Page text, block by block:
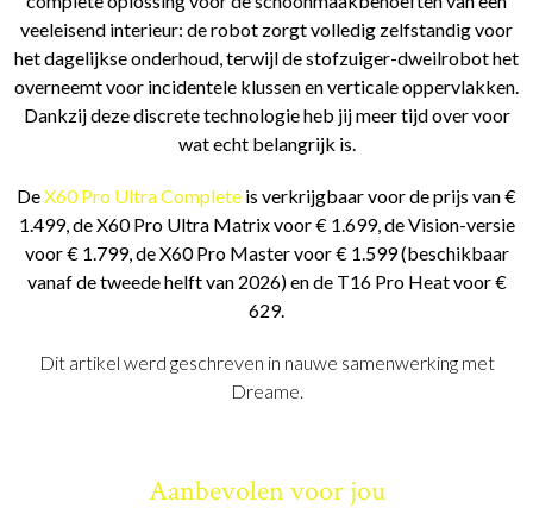
veeleisend interieur: de robot zorgt volledig zelfstandig voor
het dagelijkse onderhoud, terwijl de stofzuiger-dweilrobot het
overneemt voor incidentele klussen en verticale oppervlakken.
Dankzij deze discrete technologie heb jij meer tijd over voor
wat echt belangrijk is.
DeX60 Pro Ultra Complete is verkrijgbaar voor de prijs van €
1.499, de X60 Pro Ultra Matrix voor € 1.699, de Vision-versie
voor € 1.799, de X60 Pro Master voor € 1.599 (beschikbaar
vanaf de tweede helft van 2026) en de T16 Pro Heat voor €
629.
Dit artikel werd geschreven in nauwe samenwerking met
Dreame.
Aanbevolen voor jou